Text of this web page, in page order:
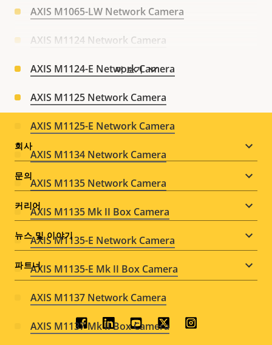
더 보기
AXIS M1065-LW Network Camera
AXIS M1124 Network Camera
AXIS M1124-E Network Camera
AXIS M1125 Network Camera
AXIS M1125-E Network Camera
AXIS M1134 Network Camera
AXIS M1135 Network Camera
AXIS M1135 Mk II Box Camera
AXIS M1135-E Network Camera
AXIS M1135-E Mk II Box Camera
AXIS M1137 Network Camera
AXIS M1137 Mk II Box Camera
Footer
menu
회사
문의
커리어
뉴스 및 이야기
파트너
Social